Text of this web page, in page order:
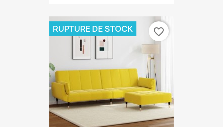
RUPTURE DE STOCK favorite_border